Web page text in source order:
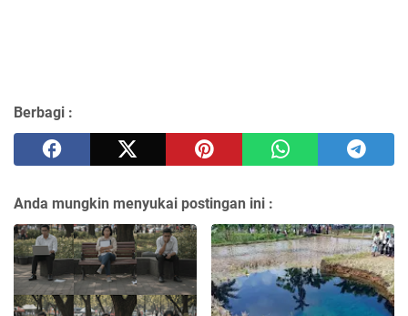
Berbagi :
Anda mungkin menyukai postingan ini :